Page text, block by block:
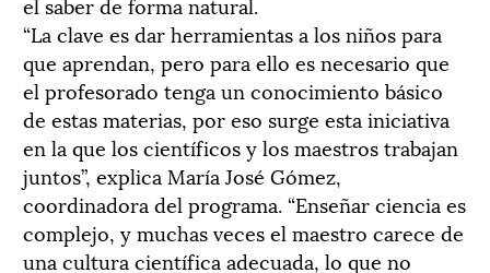
“La clave es dar herramientas a los niños para
que aprendan, pero para ello es necesario que
el profesorado tenga un conocimiento básico
de estas materias, por eso surge esta iniciativa
en la que los científicos y los maestros trabajan
juntos”, explica María José Gómez,
coordinadora del programa. “Enseñar ciencia es
complejo, y muchas veces el maestro carece de
una cultura científica adecuada, lo que no